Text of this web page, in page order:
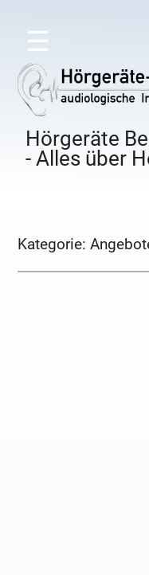
☰
Hörgeräte
- Alles über
Kategorie: